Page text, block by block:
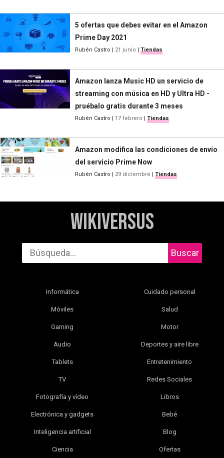
5 ofertas que debes evitar en el Amazon
Prime Day 2021
Rubén Castro | 21 junio | Tiendas
Amazon lanza Music HD un servicio de
streaming con música en HD y Ultra HD -
pruébalo gratis durante 3 meses
Rubén Castro | 17 febrero | Tiendas
Amazon modifica las condiciones de envío
del servicio Prime Now
Rubén Castro | 29 diciembre | Tiendas
WikiVersus
Buscar
Informática
Móviles
Gaming
Audio
Tablets
TV
Fotografía y vídeo
Electrónica y gadgets
Inteligencia artificial
Ciencia
Cuidado personal
Salud
Motor
Deportes y aire libre
Entretenimiento
Redes Sociales
Libros
Bebé
Blog
Ofertas